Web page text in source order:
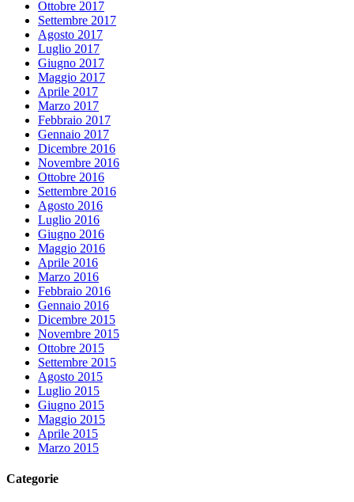
Ottobre 2017
Settembre 2017
Agosto 2017
Luglio 2017
Giugno 2017
Maggio 2017
Aprile 2017
Marzo 2017
Febbraio 2017
Gennaio 2017
Dicembre 2016
Novembre 2016
Ottobre 2016
Settembre 2016
Agosto 2016
Luglio 2016
Giugno 2016
Maggio 2016
Aprile 2016
Marzo 2016
Febbraio 2016
Gennaio 2016
Dicembre 2015
Novembre 2015
Ottobre 2015
Settembre 2015
Agosto 2015
Luglio 2015
Giugno 2015
Maggio 2015
Aprile 2015
Marzo 2015
Categorie